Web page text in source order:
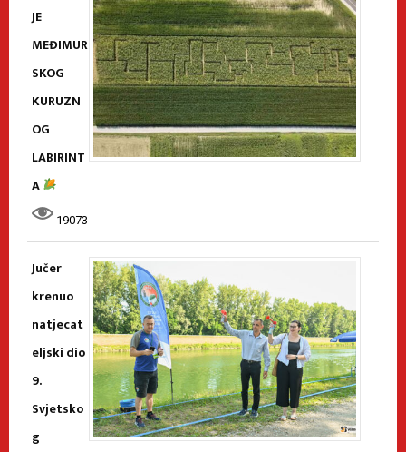
JE
MEĐIMUR
SKOG
KURUZN
OG
LABIRINT
A
19073
Jučer
krenuo
natjecat
eljski dio
9.
Svjetsko
g